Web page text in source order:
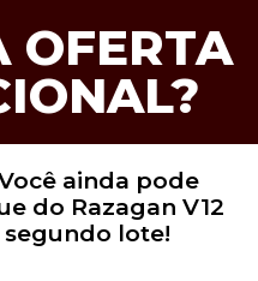
OFERTA
ainda pode
do Razagan V12
lote!